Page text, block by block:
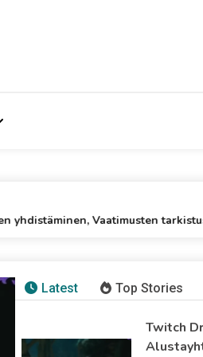
Vaatimusten tarkistus
Latest Top Stories
Twitch